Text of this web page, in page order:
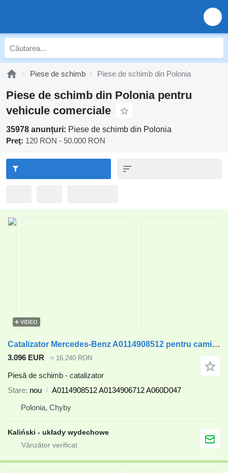
Piese de schimb Piese de schimb din Polonia
Piese de schimb din Polonia pentru
vehicule comerciale
35978 anunțuri: Piese de schimb din Polonia
Preţ: 120 RON - 50.000 RON
VIDEO
Catalizator Mercedes-Benz A0114908512 pentru camion Mercedes-Benz
3.096 EUR ≈ 16.240 RON
Piesă de schimb - catalizator
Stare nou
A0114908512 A0134906712 A060D047
Polonia, Chyby
Kaliński - układy wydechowe